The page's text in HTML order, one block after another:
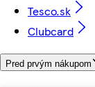
Tesco.sk
Clubcard
Pred prvým nákupom